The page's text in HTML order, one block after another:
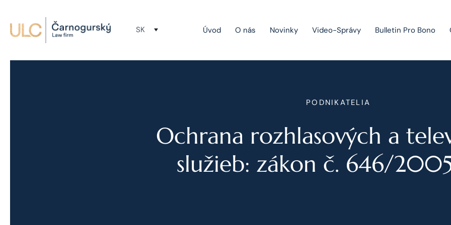
SK Úvod O nás Novinky Video-Správy Bulletin Pro Bono
Právo obchodných spoločností
Právo hospodárskej súťaže
PODNIKATELIA
Ochrana rozhlasových a
služieb: zákon č. 646/